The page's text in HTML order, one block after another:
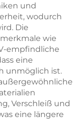
und
wodurch
Die
wie
empfindliche
eine
unmöglich ist.
Verschleiß und
eine längere